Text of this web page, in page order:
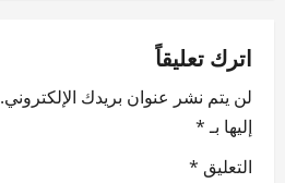
v
i
g
اترك تعليقاً
لن يتم نشر عنوان بريدك الإلكتروني.
إليها بـ*
التعليق *